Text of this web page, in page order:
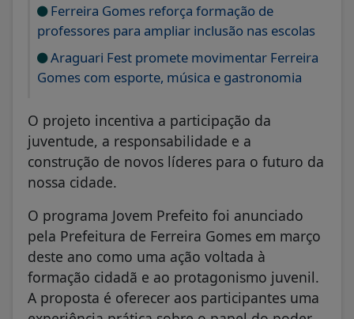
Ferreira Gomes reforça formação de
professores para ampliar inclusão nas escolas
Araguari Fest promete movimentar Ferreira
Gomes com esporte, música e gastronomia
O projeto incentiva a participação da
juventude, a responsabilidade e a
construção de novos líderes para o futuro da
nossa cidade.
O programa Jovem Prefeito foi anunciado
pela Prefeitura de Ferreira Gomes em março
deste ano como uma ação voltada à
formação cidadã e ao protagonismo juvenil.
A proposta é oferecer aos participantes uma